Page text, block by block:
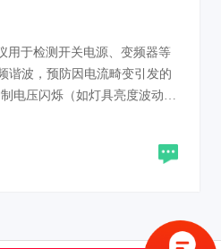
用于检测开关电源、变频器等
谐波，预防因电流畸变引发的
电压闪烁（如灯具亮度波动）
因谐波超标导致电网干扰或法